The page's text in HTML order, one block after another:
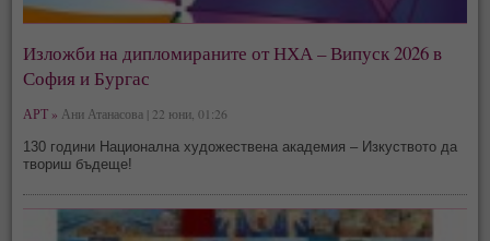
Изложби на дипломираните от НХА – Випуск 2026 в
София и Бургас
АРТ » Ани Атанасова | 22 юни, 01:26
130 години Национална художествена академия – Изкуството да
твориш бъдеще!